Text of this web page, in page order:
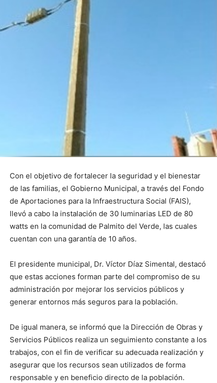
Con el objetivo de fortalecer la seguridad y el bienestar
de las familias, el Gobierno Municipal, a través del Fondo
de Aportaciones para la Infraestructura Social (FAIS),
llevó a cabo la instalación de 30 luminarias LED de 80
watts en la comunidad de Palmito del Verde, las cuales
cuentan con una garantía de 10 años.
El presidente municipal, Dr. Víctor Díaz Simental, destacó
que estas acciones forman parte del compromiso de su
administración por mejorar los servicios públicos y
generar entornos más seguros para la población.
De igual manera, se informó que la Dirección de Obras y
Servicios Públicos realiza un seguimiento constante a los
trabajos, con el fin de verificar su adecuada realización y
asegurar que los recursos sean utilizados de forma
responsable y en beneficio directo de la población.